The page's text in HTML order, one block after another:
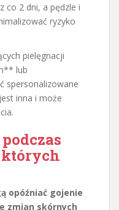
co 2 dni, a pędzle i
ryzyko
pielęgnacji
lub
spersonalizowane
inna i może
których
opóźniać gojenie
zmian skórnych